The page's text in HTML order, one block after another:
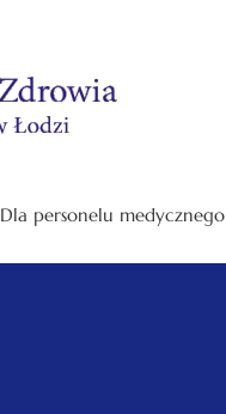
Dla personelu medycznego